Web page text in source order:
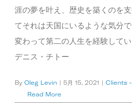
涯の夢を叶え、歴史を築くのを
てそれは天国にいるような気分
変わって第二の人生を経験して
デニス・チトー
By Oleg Levin | 5月 15, 2021 | Clients -
Read More